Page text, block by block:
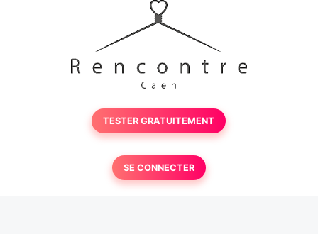
TESTER GRATUITEMENT
SE CONNECTER